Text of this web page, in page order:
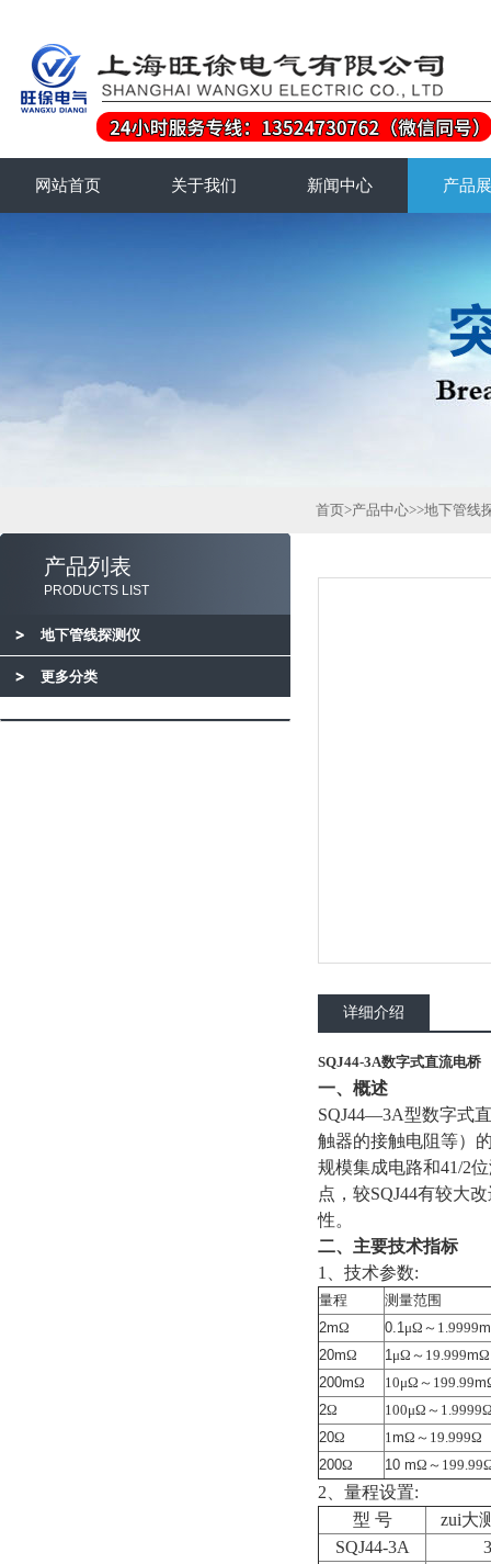
网站首页 关于我们 新闻中心 产品
产品列表
PRODUCTS LIST
地下管线探测仪
更多分类
首页>产品中心>>地下管线
详细介绍
SQJ44-3A数字式直流电桥
一、概述
SQJ44—3A型数字式直
触器的接触电阻等）
规模集成电路和41/2
点，较SQJ44有较大
性。
二、主要技术指标
1
、技术参数:
量程 测 量范围
2mΩ 0.1μΩ ～1.9999m
20mΩ 1μΩ ～19.999mΩ
200mΩ 10μΩ ～199.99m
2Ω 100μΩ ～1.9999
20Ω 1mΩ ～19.999Ω
200Ω 10 mΩ ～199.99
2 、量程设置:
型 号
zui大
SQJ44-3A